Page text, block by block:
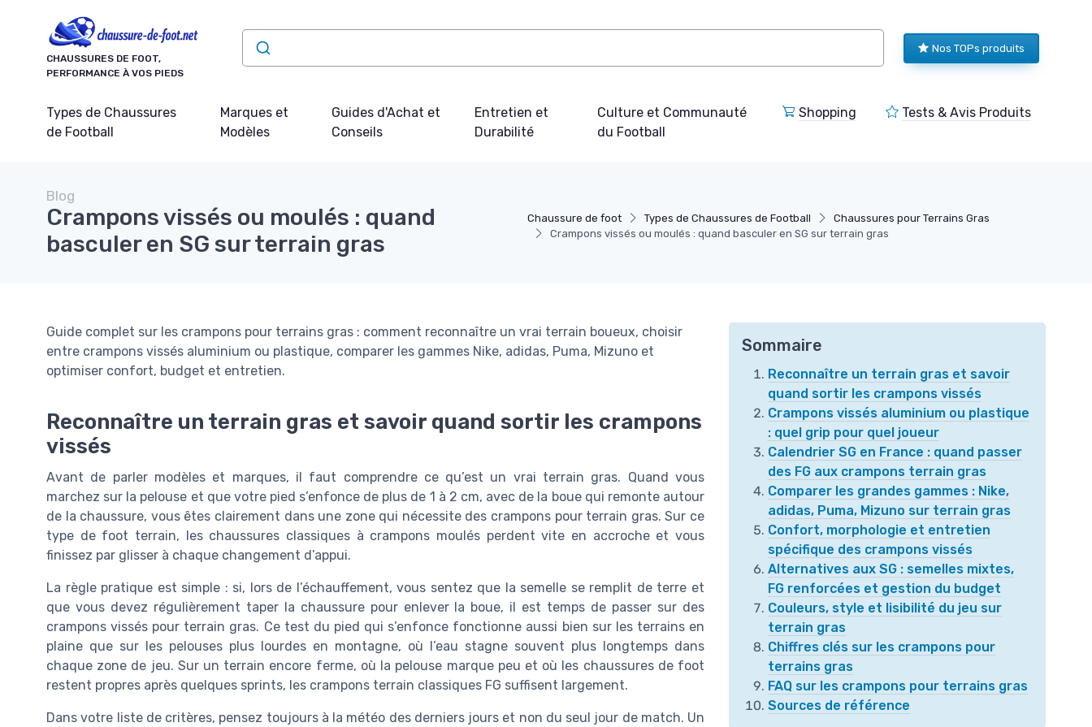
CHAUSSURES DE FOOT,
PERFORMANCE À VOS PIEDS
Nos TOPs produits
Types de Chaussures
de Football
Marques et
Modèles
Guides d'Achat et
Conseils
Entretien et
Durabilité
Culture et Communauté
du Football
Shopping Tests & Avis Produits
Chaussure de foot Types de Chaussures de Football
Chaussures pour Terrains Gras
Crampons vissés ou moulés : quand basculer en SG sur terrain gras
Blog
Crampons vissés ou moulés : quand
basculer en SG sur terrain gras
Guide complet sur les crampons pour terrains gras : comment reconnaître un vrai terrain boueux, choisir
entre crampons vissés aluminium ou plastique, comparer les gammes Nike, adidas, Puma, Mizuno et
optimiser confort, budget et entretien.
Reconnaître un terrain gras et savoir quand sortir les crampons
vissés
Avant de parler modèles et marques, il faut comprendre ce qu’est un vrai terrain gras. Quand vous
marchez sur la pelouse et que votre pied s’enfonce de plus de 1 à 2 cm, avec de la boue qui remonte autour
de la chaussure, vous êtes clairement dans une zone qui nécessite des crampons pour terrain gras. Sur ce
type de foot terrain, les chaussures classiques à crampons moulés perdent vite en accroche et vous
finissez par glisser à chaque changement d’appui.
La règle pratique est simple : si, lors de l’échauffement, vous sentez que la semelle se remplit de terre et
que vous devez régulièrement taper la chaussure pour enlever la boue, il est temps de passer sur des
crampons vissés pour terrain gras. Ce test du pied qui s’enfonce fonctionne aussi bien sur les terrains en
plaine que sur les pelouses plus lourdes en montagne, où l’eau stagne souvent plus longtemps dans
chaque zone de jeu. Sur un terrain encore ferme, où la pelouse marque peu et où les chaussures de foot
restent propres après quelques sprints, les crampons terrain classiques FG suffisent largement.
Dans votre liste de critères, pensez toujours à la météo des derniers jours et non du seul jour de match. Un
Sommaire
Reconnaître un terrain gras et savoir
quand sortir les crampons vissés
Crampons vissés aluminium ou plastique
: quel grip pour quel joueur
Calendrier SG en France : quand passer
des FG aux crampons terrain gras
Comparer les grandes gammes : Nike,
adidas, Puma, Mizuno sur terrain gras
Confort, morphologie et entretien
spécifique des crampons vissés
Alternatives aux SG : semelles mixtes,
FG renforcées et gestion du budget
Couleurs, style et lisibilité du jeu sur
terrain gras
Chiffres clés sur les crampons pour
terrains gras
FAQ sur les crampons pour terrains gras
Sources de référence